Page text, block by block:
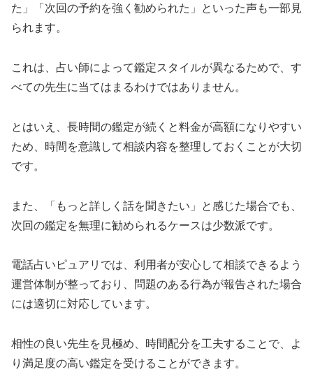
た」「次回の予約を強く勧められた」といった声も一部見
られます。
これは、占い師によって鑑定スタイルが異なるためで、す
べての先生に当てはまるわけではありません。
とはいえ、長時間の鑑定が続くと料金が高額になりやすい
ため、時間を意識して相談内容を整理しておくことが大切
です。
また、「もっと詳しく話を聞きたい」と感じた場合でも、
次回の鑑定を無理に勧められるケースは少数派です。
電話占いピュアリでは、利用者が安心して相談できるよう
運営体制が整っており、問題のある行為が報告された場合
には適切に対応しています。
相性の良い先生を見極め、時間配分を工夫することで、よ
り満足度の高い鑑定を受けることができます。